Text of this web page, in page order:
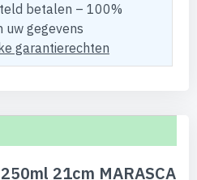
betalen – 100%
uw gegevens
garantierechten
21cm MARASCA